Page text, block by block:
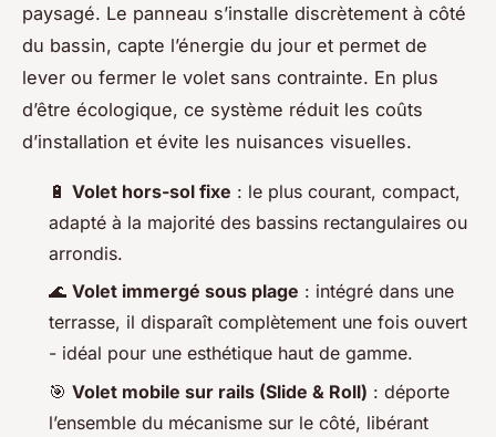
paysagé. Le panneau s’installe discrètement à côté
du bassin, capte l’énergie du jour et permet de
lever ou fermer le volet sans contrainte. En plus
d’être écologique, ce système réduit les coûts
d’installation et évite les nuisances visuelles.
🔋 Volet hors-sol fixe : le plus courant, compact,
adapté à la majorité des bassins rectangulaires ou
arrondis.
🌊 Volet immergé sous plage : intégré dans une
terrasse, il disparaît complètement une fois ouvert
- idéal pour une esthétique haut de gamme.
🎯 Volet mobile sur rails (Slide & Roll) : déporte
l’ensemble du mécanisme sur le côté, libérant